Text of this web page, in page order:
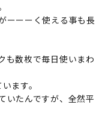
ーーーく使える事も長
も数枚で毎日使いまわ
ます。
いたんですが、全然平